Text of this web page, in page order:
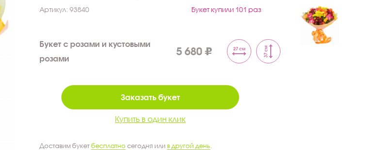
Артикул: 93840 Букет купили 101 раз
Букет с розами и кустовыми
розами
5 680 27 см 37 см
Заказать букет
Купить в один клик
Доставим букетбесплатно сегодня или в другой день